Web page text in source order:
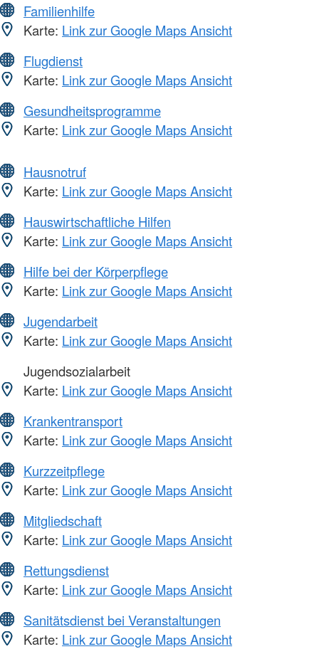
Familienhilfe
Karte: Link zur Google Maps Ansicht
Flugdienst
Karte: Link zur Google Maps Ansicht
Gesundheitsprogramme
Karte: Link zur Google Maps Ansicht
Hausnotruf
Karte: Link zur Google Maps Ansicht
Hauswirtschaftliche Hilfen
Karte: Link zur Google Maps Ansicht
Hilfe bei der Körperpflege
Karte: Link zur Google Maps Ansicht
Jugendarbeit
Karte: Link zur Google Maps Ansicht
Jugendsozialarbeit
Karte: Link zur Google Maps Ansicht
Krankentransport
Karte: Link zur Google Maps Ansicht
Kurzzeitpflege
Karte: Link zur Google Maps Ansicht
Mitgliedschaft
Karte: Link zur Google Maps Ansicht
Rettungsdienst
Karte: Link zur Google Maps Ansicht
Sanitätsdienst bei Veranstaltungen
Karte: Link zur Google Maps Ansicht